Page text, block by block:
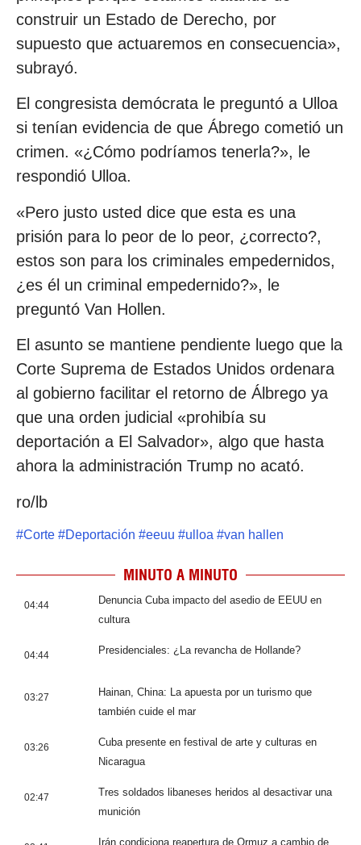
construir un Estado de Derecho, por
supuesto que actuaremos en consecuencia»,
subrayó.
El congresista demócrata le preguntó a Ulloa
si tenían evidencia de que Ábrego cometió un
crimen. «¿Cómo podríamos tenerla?», le
respondió Ulloa.
«Pero justo usted dice que esta es una
prisión para lo peor de lo peor, ¿correcto?,
estos son para los criminales empedernidos,
¿es él un criminal empedernido?», le
preguntó Van Hollen.
El asunto se mantiene pendiente luego que la
Corte Suprema de Estados Unidos ordenara
al gobierno facilitar el retorno de Álbrego ya
que una orden judicial «prohibía su
deportación a El Salvador», algo que hasta
ahora la administración Trump no acató.
ro/lb
#Corte #Deportación #eeuu #ulloa #van hallen
MINUTO A MINUTO
04:44
Denuncia Cuba impacto del asedio de EEUU en
cultura
04:44 Presidenciales: ¿La revancha de Hollande?
03:27
Hainan, China: La apuesta por un turismo que
también cuide el mar
03:26
Cuba presente en festival de arte y culturas en
Nicaragua
02:47
Tres soldados libaneses heridos al desactivar una
munición
Irán condiciona reapertura de Ormuz a cambio de